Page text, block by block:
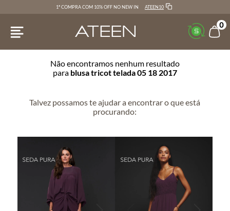
1ª COMPRA COM 10% OFF NO NEW IN ATEEN10
0
Não encontramos nenhum resultado
para blusa tricot telada 05 18 2017
Talvez possamos te ajudar a encontrar o que está
procurando: